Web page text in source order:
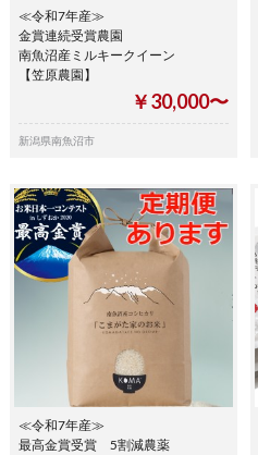
≪令和7年産≫
金賞連続受賞農園
南魚沼産ミルキークイーン
【笠原農園】
￥30,000〜
新潟県南魚沼市
≪令和7年産≫
最高金賞受賞 5割減農薬